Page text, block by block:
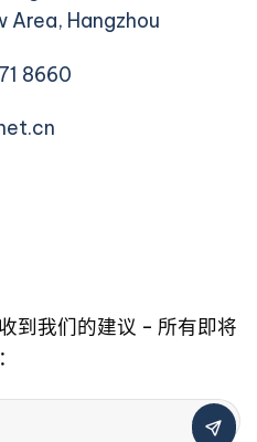
Area, Hangzhou
8660
到我们的建议 - 所有即将